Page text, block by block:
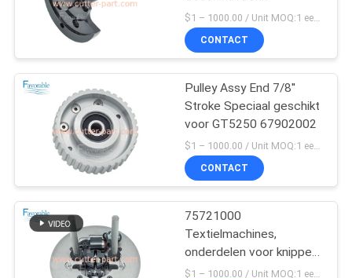
snijmachine GT5250
66469001
$1 – 1000.00 / Unit MOQ:1 eenheid/eenheden Negociate
CONTACT
Pulley Assy End 7/8''
Stroke Speciaal geschikt
voor GT5250 67902002
CONTACT
75721000
Textielmachines,
onderdelen voor knippers
GT5250